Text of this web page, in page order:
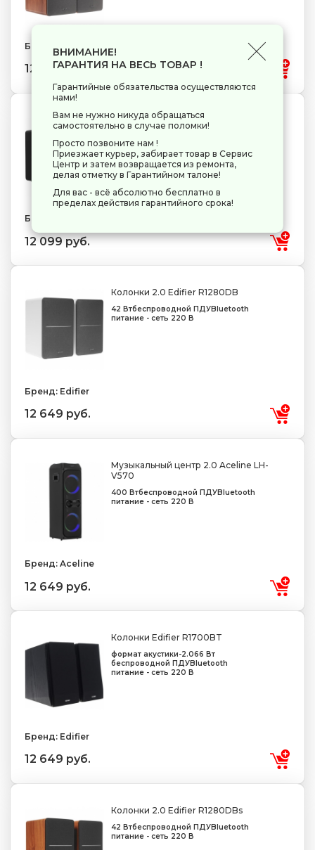
Бренд: Edifier
12 099 руб.
Колонки Edifier M60 черный
питание - от сети
Бренд: Edifier
12 099 руб.
Колонки 2.0 Edifier R1280DB
42 Втбеспроводной ПДУBluetooth
питание - сеть 220 В
Бренд: Edifier
12 649 руб.
Музыкальный центр 2.0 Aceline LH-
V570
400 Втбеспроводной ПДУBluetooth
питание - сеть 220 В
Бренд: Aceline
12 649 руб.
Колонки Edifier R1700BT
формат акустики-2.066 Вт
беспроводной ПДУBluetooth
питание - сеть 220 В
Бренд: Edifier
12 649 руб.
Колонки 2.0 Edifier R1280DBs
42 Втбеспроводной ПДУBluetooth
питание - сеть 220 В
ВНИМАНИЕ!
ГАРАНТИЯ НА ВЕСЬ ТОВАР !
Гарантийные обязательства осуществляются
нами!
Вам не нужно никуда обращаться
самостоятельно в случае поломки!
Просто позвоните нам !
Приезжает курьер, забирает товар в Сервис
Центр и затем возвращается из ремонта,
делая отметку в Гарантийном талоне!
Для вас - всё абсолютно бесплатно в
пределах действия гарантийного срока!